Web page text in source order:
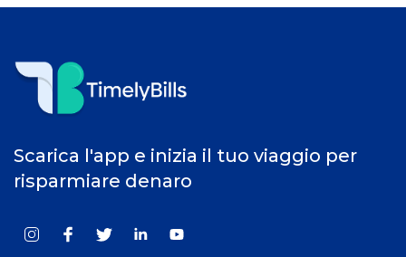
Scarica l'app e inizia il tuo viaggio per
risparmiare denaro